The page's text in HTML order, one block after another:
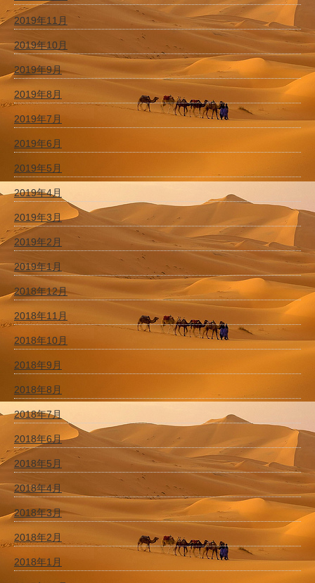
2019年11月
2019年10月
2019年9月
2019年8月
2019年7月
2019年6月
2019年5月
2019年4月
2019年3月
2019年2月
2019年1月
2018年12月
2018年11月
2018年10月
2018年9月
2018年8月
2018年7月
2018年6月
2018年5月
2018年4月
2018年3月
2018年2月
2018年1月